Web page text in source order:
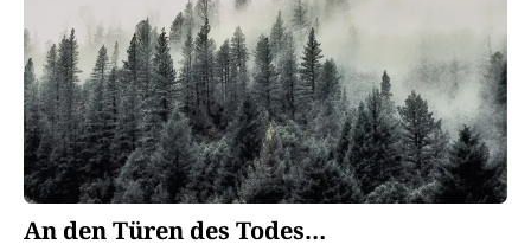
An den Türen des Todes…